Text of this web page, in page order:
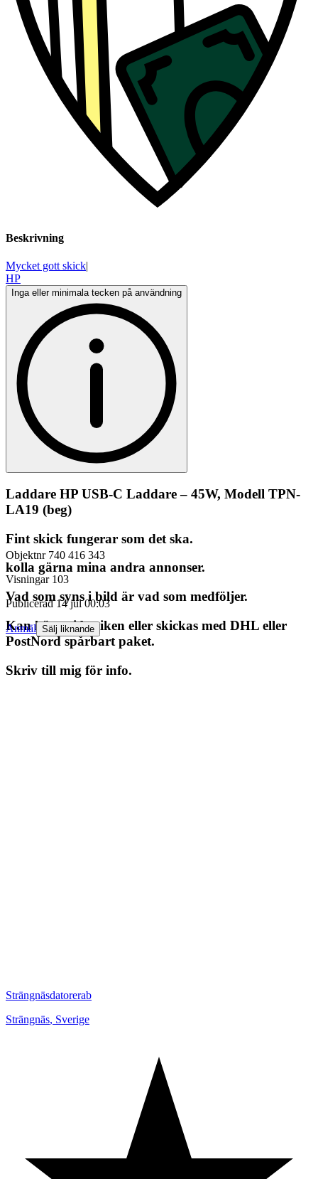
Beskrivning
Mycket gott skick|
HP
Inga eller minimala tecken på användning
Laddare HP USB-C Laddare – 45W, Modell TPN-
LA19 (beg)
Fint skick fungerar som det ska.
kolla gärna mina andra annonser.
Vad som syns i bild är vad som medföljer.
Kan köpas i butiken eller skickas med DHL eller
PostNord spårbart paket.
Skriv till mig för info.
Objektnr 740 416 343
Visningar 103
Publicerad 14 jul 00:03
Anmäl Sälj liknande
Strängnäsdatorerab
Strängnäs, Sverige